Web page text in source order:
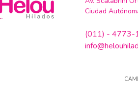
Ciudad
(011) - 4773-